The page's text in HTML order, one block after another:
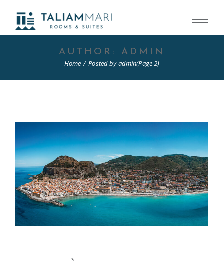
content
AUTHOR: ADMIN
Home Posted by admin(Page 2)